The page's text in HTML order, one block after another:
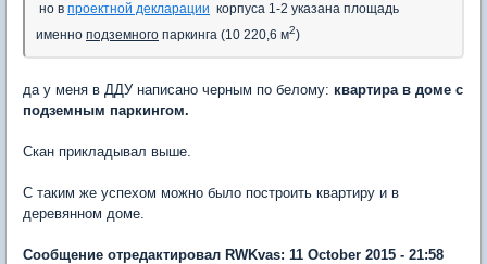
но в проектной декларации корпуса 1-2 указана площадь
именно подземного паркинга (10 220,6 м2)
да у меня в ДДУ написано черным по белому: квартира в доме с
подземным паркингом.
Скан прикладывал выше.
С таким же успехом можно было построить квартиру и в
деревянном доме.
Сообщение отредактировал RWKvas: 11 October 2015 - 21:58